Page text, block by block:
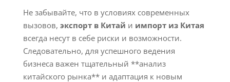
Не забывайте, что в условиях современных
вызовов, экспорт в Китай и импорт из Китая
всегда несут в себе риски и возможности.
Следовательно, для успешного ведения
бизнеса важен тщательный **анализ
китайского рынка** и адаптация к новым